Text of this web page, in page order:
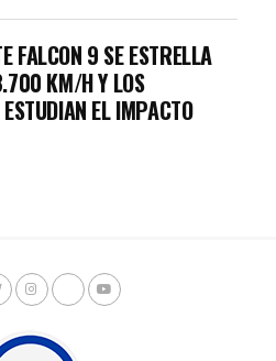
FALCON 9 SE ESTRELLA
KM/H Y LOS
EL IMPACTO